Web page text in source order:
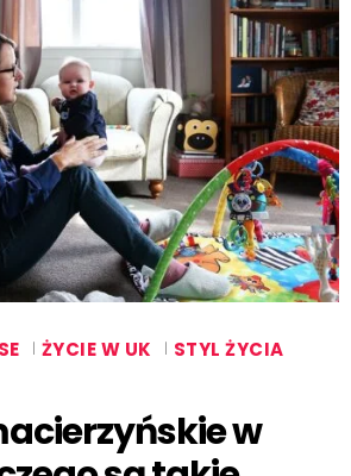
ŻYCIE W UK STYL ŻYCIA
w